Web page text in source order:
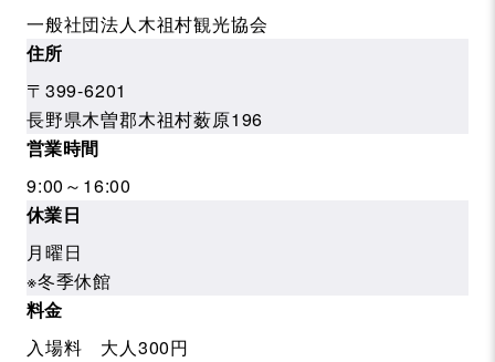
一般社団法人木祖村観光協会
住所
〒399-6201
長野県木曽郡木祖村薮原196
営業時間
9:00～16:00
休業日
月曜日
※冬季休館
料金
入場料 大人300円